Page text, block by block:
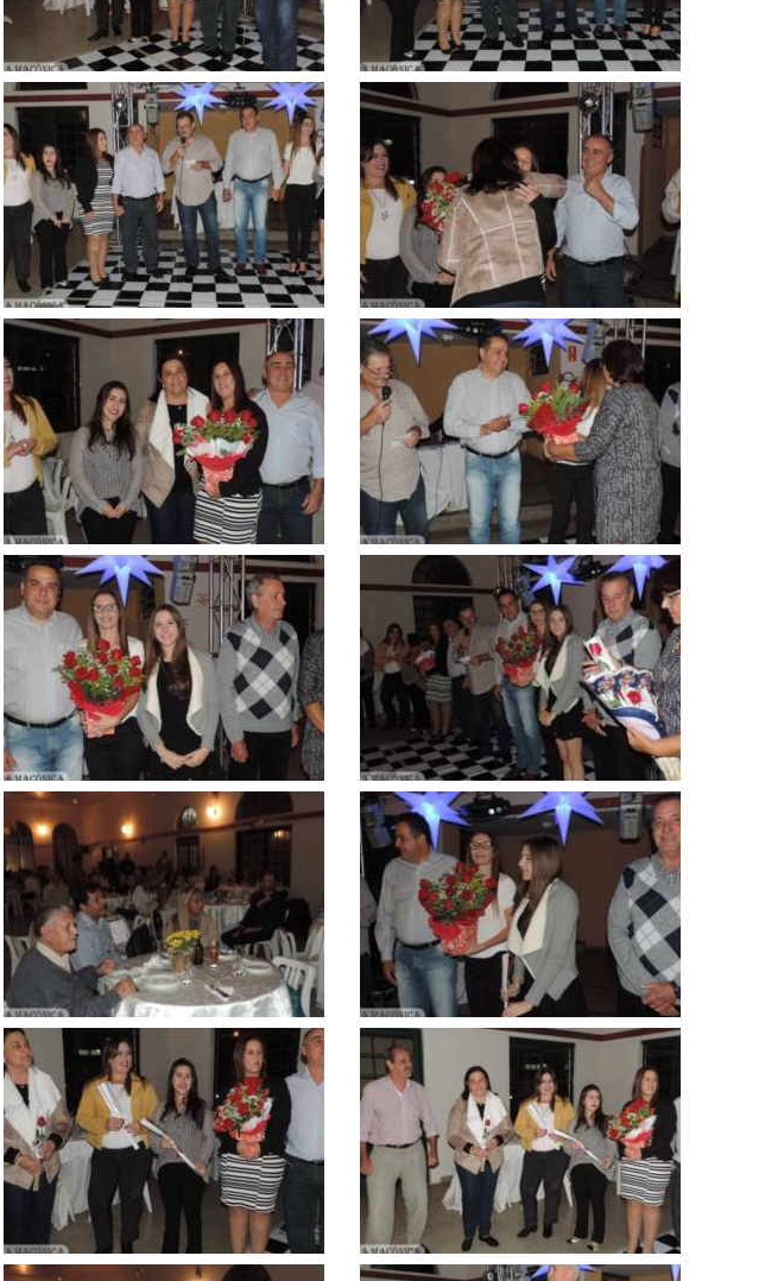
Clique
para
ampliar
Clique
para
ampliar
Clique
para
ampliar
Clique
para
ampliar
Clique
para
ampliar
Clique
para
ampliar
Clique
para
ampliar
Clique
para
ampliar
Clique
para
ampliar
Clique
para
ampliar